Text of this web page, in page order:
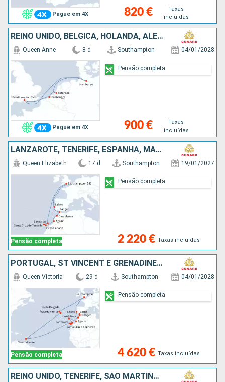
Pague em 4X 820 €
Taxas
incluídas
REINO UNIDO, BÉLGICA, HOLANDA, ALEMANHA
Pague em 4X
Queen Anne 8 d Southampton 04/01/2028
900 €
Taxas
incluídas
Pensão completa
LANZAROTE, TENERIFE, ESPANHA, MARROCOS, PORTUGAL, REINO UNIDO
Pensão completa
Queen Elizabeth 17 d Southampton 19/01/2027
2 220 € Taxas incluídas
Pensão completa
PORTUGAL, ST VINCENT E GRENADINES, TENERIFE, LANZAROTE, MARROCOS, ESPANHA, REINO UNIDO
Pensão completa
Queen Victoria 29 d Southampton 04/01/2028
4 620 € Taxas incluídas
Pensão completa
REINO UNIDO, TENERIFE, SÃO MARTINHO, GRENADA, SANTA LÚCIA, BARBADOS, DOMINICA, BONAIRE, ANTÍGUA E BARBUDA, TORTOLA, PORTUGAL